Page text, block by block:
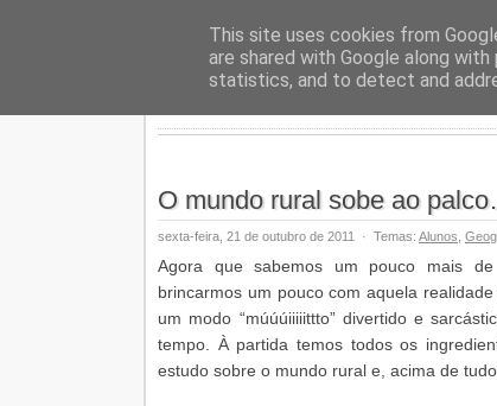
O mundo rural sobe ao
sexta-feira, 21 de outubro de 2011 · Temas: Alunos
Agora que sabemos um pouco mais
brincarmos um pouco com aquela
um modo “múúúiiiiittto” divertido e
tempo. À partida temos todos os
estudo sobre o mundo rural e, acima de
This site uses cookies from
are shared with Google along
statistics, and to detect and